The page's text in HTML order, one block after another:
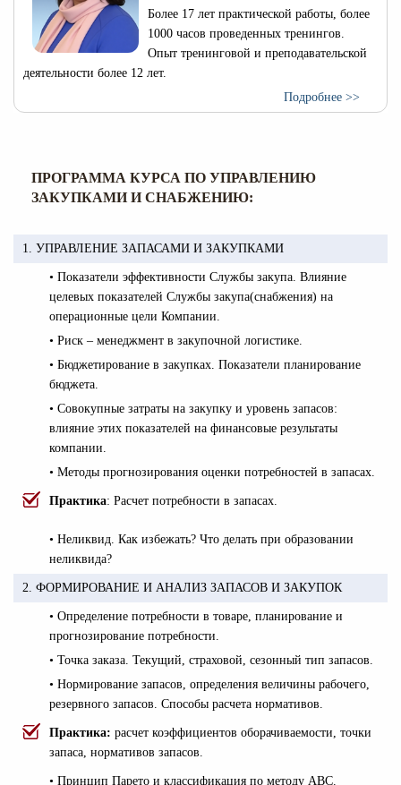
Более 17 лет практической работы, более
1000 часов проведенных тренингов.
Опыт тренинговой и преподавательской
деятельности более 12 лет.
Подробнее >>
ПРОГРАММА КУРСА ПО УПРАВЛЕНИЮ
ЗАКУПКАМИ И СНАБЖЕНИЮ:
1. УПРАВЛЕНИЕ ЗАПАСАМИ И ЗАКУПКАМИ
• Показатели эффективности Службы закупа. Влияние
целевых показателей Службы закупа(снабжения) на
операционные цели Компании.
• Риск – менеджмент в закупочной логистике.
• Бюджетирование в закупках. Показатели планирование
бюджета.
• Совокупные затраты на закупку и уровень запасов:
влияние этих показателей на финансовые результаты
компании.
• Методы прогнозирования оценки потребностей в запасах.
Практика: Расчет потребности в запасах.
• Неликвид. Как избежать? Что делать при образовании
неликвида?
2. ФОРМИРОВАНИЕ И АНАЛИЗ ЗАПАСОВ И ЗАКУПОК
• Определение потребности в товаре, планирование и
прогнозирование потребности.
• Точка заказа. Текущий, страховой, сезонный тип запасов.
• Нормирование запасов, определения величины рабочего,
резервного запасов. Способы расчета нормативов.
Практика: расчет коэффициентов оборачиваемости, точки
запаса, нормативов запасов.
• Принцип Парето и классификация по методу АBC.